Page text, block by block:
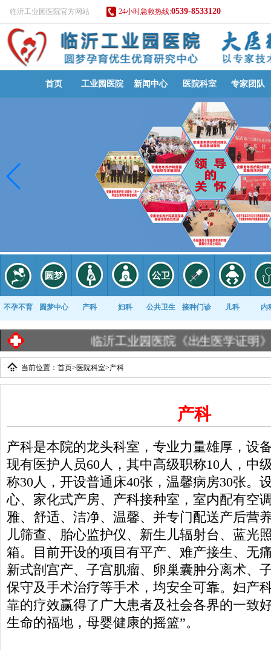
临沂工业园医院官方网站 24小时急救热线:0539-8533120
首页 工业园医院 新闻中心 医院科室 专家团队
不孕不育 圆梦中心 产科 妇科 公共卫生 接种门诊 儿科 内
康复科
临沂工业园医院《出生医学证明》告知栏 |
当前位置： 首页> 医院科室>产科
产科
产科是本院的龙头科室，专业力量雄厚，设
现有医护人员60人，其中高级职称10人，中
称30人，开设普通床40张，温馨病房30张。
心、家化式产房、产科接种室，室内配有空
雅、舒适、洁净、温馨、并专门配送产后营
儿筛查、胎心监护仪、新生儿辐射台、蓝光
箱。目前开设的项目有平产、难产接生、无
新式剖宫产、子宫肌瘤、卵巢囊肿分离术、
保守及手术治疗等手术，均安全可靠。妇产
靠的疗效赢得了广大患者及社会各界的一致
生命的福地，母婴健康的摇篮”。